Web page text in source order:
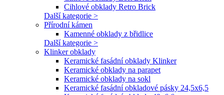
Cihlové obklady Retro Brick
Další kategorie >
Přírodní kámen
Kamenné obklady z břidlice
Další kategorie >
Klinker obklady
Keramické fasádní obklady Klinker
Keramické obklady na parapet
Keramické obklady na sokl
Keramické fasádní obkladové pásky 24,5x6,5